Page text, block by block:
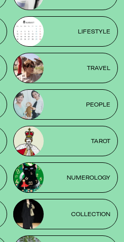
LIFESTYLE
TRAVEL
PEOPLE
TAROT
NUMEROLOGY
COLLECTION